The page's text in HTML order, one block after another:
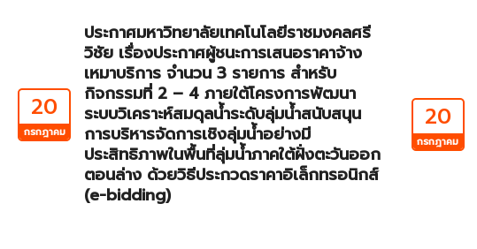
20
กรกฎาคม
ประกาศมหาวิทยาลัยเทคโนโลยีราชมงคลศรี
วิชัย เรื่องประกาศผู้ชนะการเสนอราคาจ้าง
เหมาบริการ จำนวน 3 รายการ สำหรับ
กิจกรรมที่ 2 – 4 ภายใต้โครงการพัฒนา
ระบบวิเคราะห์สมดุลน้ำระดับลุ่มน้ำสนับสนุน
การบริหารจัดการเชิงลุ่มน้ำอย่างมี
ประสิทธิภาพในพื้นที่ลุ่มน้ำภาคใต้ฝั่งตะวันออก
ตอนล่าง ด้วยวิธีประกวดราคาอิเล็กทรอนิกส์
(e-bidding)
20
กรกฎาคม